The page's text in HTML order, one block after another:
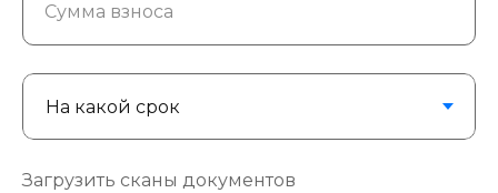
Сумма взноса
Загрузить сканы документов